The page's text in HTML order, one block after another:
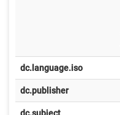
dc.language.iso
dc.publisher